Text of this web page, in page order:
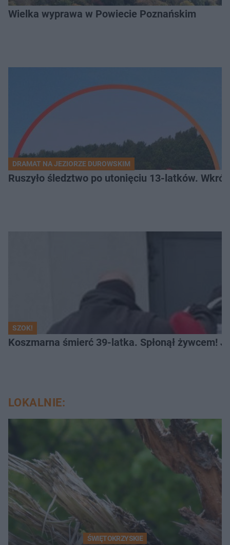
Wielka wyprawa w Powiecie Poznańskim
DRAMAT NA JEZIORZE DUROWSKIM
Ruszyło śledztwo po utonięciu 13-latków.
SZOK!
Koszmarna śmierć 39-latka. Spłonął żywcem!
LOKALNIE:
ŚWIĘTOKRZYSKIE